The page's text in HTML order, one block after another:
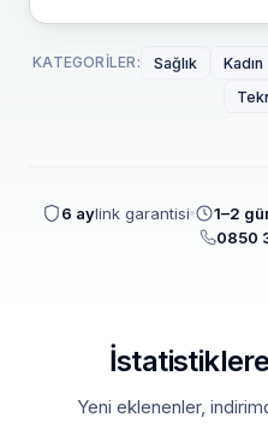
KATEGORILER: Sağlık Kadın
6 aylink garantisi 1–2
0850
Yeni eklenenler,